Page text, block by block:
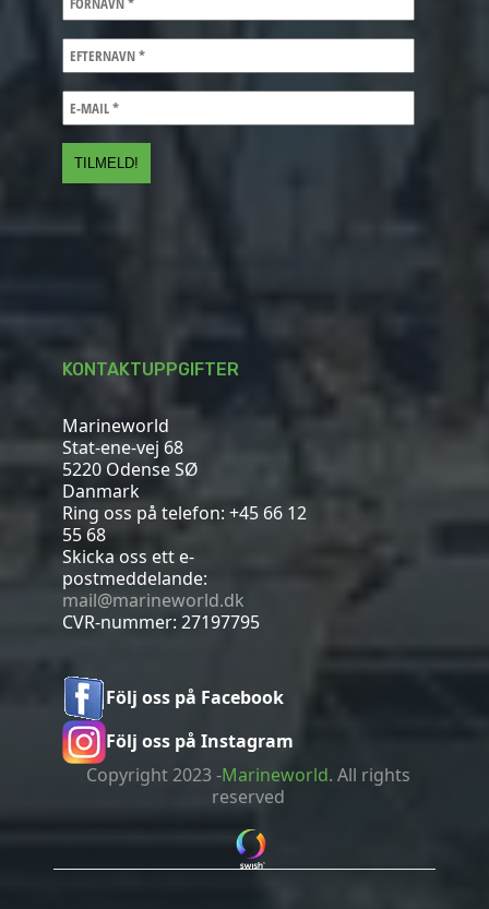
KONTAKTUPPGIFTER
Marineworld
Stat-ene-vej 68
5220 Odense SØ
Danmark
Ring oss på telefon: +45 66 12
55 68
Skicka oss ett e-
postmeddelande:
mail@marineworld.dk
CVR-nummer: 27197795
Följ oss på Facebook
Följ oss på Instagram
Copyright 2023 -Marineworld. All rights
reserved